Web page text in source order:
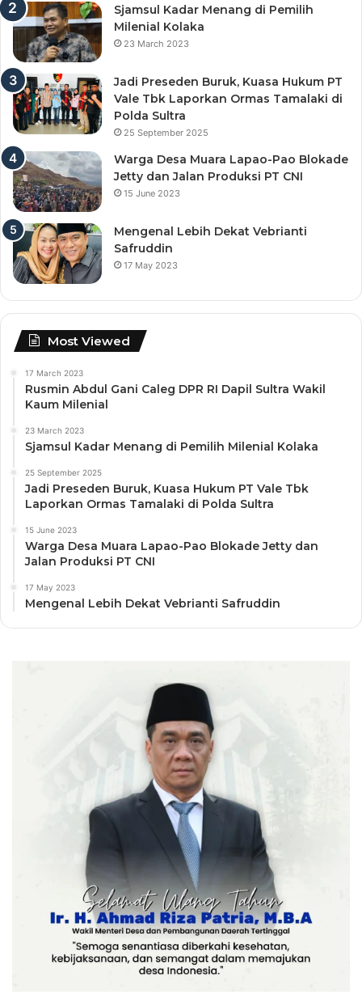
Sjamsul Kadar Menang di Pemilih
Milenial Kolaka
23 March 2023
Jadi Preseden Buruk, Kuasa Hukum PT
Vale Tbk Laporkan Ormas Tamalaki di
Polda Sultra
25 September 2025
Warga Desa Muara Lapao-Pao Blokade
Jetty dan Jalan Produksi PT CNI
15 June 2023
Mengenal Lebih Dekat Vebrianti
Safruddin
17 May 2023
Most Viewed
17 March 2023
Rusmin Abdul Gani Caleg DPR RI Dapil Sultra Wakil
Kaum Milenial
23 March 2023
Sjamsul Kadar Menang di Pemilih Milenial Kolaka
25 September 2025
Jadi Preseden Buruk, Kuasa Hukum PT Vale Tbk
Laporkan Ormas Tamalaki di Polda Sultra
15 June 2023
Warga Desa Muara Lapao-Pao Blokade Jetty dan
Jalan Produksi PT CNI
17 May 2023
Mengenal Lebih Dekat Vebrianti Safruddin